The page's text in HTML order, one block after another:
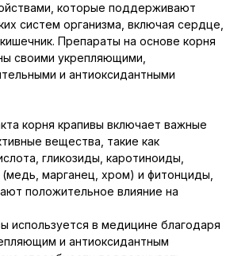
которые поддерживают
систем организма, включая сердце,
Препараты на основе корня
своими укрепляющими,
и антиоксидантными
корня крапивы включает важные
вещества, такие как
гликозиды, каротиноиды,
марганец, хром) и фитонциды,
положительное влияние на
используется в медицине благодаря
и антиоксидантным